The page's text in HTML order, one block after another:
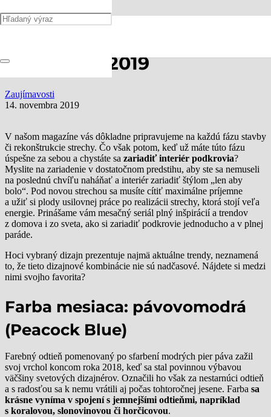
november 2019
Zaujímavosti
14. novembra 2019
V našom magazíne vás dôkladne pripravujeme na každú fázu stavby
či rekonštrukcie strechy. Čo však potom, keď už máte túto fázu
úspešne za sebou a chystáte sa zariadiť interiér podkrovia?
Myslite na zariadenie v dostatočnom predstihu, aby ste sa nemuseli
na poslednú chvíľu naháňať a interiér zariadiť štýlom „len aby
bolo“. Pod novou strechou sa musíte cítiť maximálne príjemne
a užiť si plody usilovnej práce po realizácii strechy, ktorá stojí veľa
energie. Prinášame vám mesačný seriál plný inšpirácií a trendov
z domova i zo sveta, ako si zariadiť podkrovie jednoducho a v plnej
paráde.
Hoci vybraný dizajn prezentuje najmä aktuálne trendy, neznamená
to, že tieto dizajnové kombinácie nie sú nadčasové. Nájdete si medzi
nimi svojho favorita?
Farba mesiaca: pávovomodrá
(Peacock Blue)
Farebný odtieň pomenovaný po sfarbení modrých pier páva zažil
svoj vrchol koncom roka 2018, keď sa stal povinnou výbavou
väčšiny svetových dizajnérov. Označili ho však za nestarnúci odtieň
a s radosťou sa k nemu vrátili aj počas tohtoročnej jesene. Farba sa
krásne vyníma v spojení s jemnejšími odtieňmi, napríklad
s koralovou, slonovinovou či horčicovou.